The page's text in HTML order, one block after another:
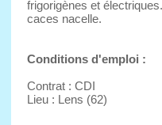
frigorigènes et
caces nacelle.
Conditions d'emploi :
Contrat : CDI
Lieu : Lens (62)